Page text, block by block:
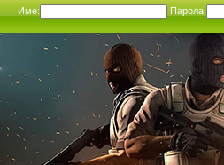
Име: Парола: